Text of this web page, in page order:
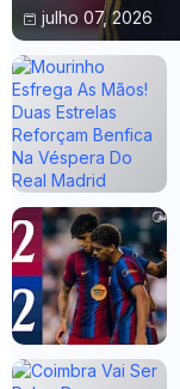
julho 07, 2026